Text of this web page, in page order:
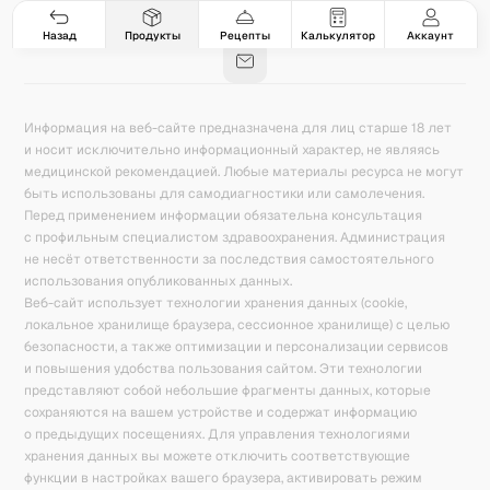
Назад Продукты Рецепты Калькулятор Аккаунт
Гастро-сеты 8 Рецепты 171 Продукты 5078 42
База знаний Калькулятор калорий
Информация на веб-сайте предназначена для лиц старше 18 лет
и носит исключительно информационный характер, не являясь
медицинской рекомендацией. Любые материалы ресурса не могут
быть использованы для самодиагностики или самолечения.
Перед применением информации обязательна консультация
с профильным специалистом здравоохранения. Администрация
не несёт ответственности за последствия самостоятельного
использования опубликованных данных.
Веб-сайт использует технологии хранения данных (cookie,
локальное хранилище браузера, сессионное хранилище) с целью
безопасности, а также оптимизации и персонализации сервисов
и повышения удобства пользования сайтом. Эти технологии
представляют собой небольшие фрагменты данных, которые
сохраняются на вашем устройстве и содержат информацию
о предыдущих посещениях. Для управления технологиями
хранения данных вы можете отключить соответствующие
функции в настройках вашего браузера, активировать режим